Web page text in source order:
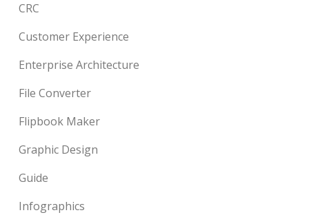
CRC
Customer Experience
Enterprise Architecture
File Converter
Flipbook Maker
Graphic Design
Guide
Infographics